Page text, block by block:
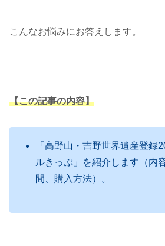
こんなお悩みにお答えします。
【この記事の内容】
「高野山・吉野世界遺産登録
ルきっぷ」を紹介します（内
間、購入方法）。